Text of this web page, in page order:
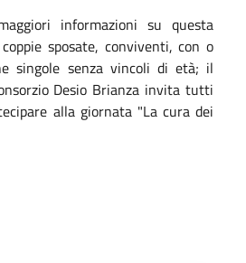
informazioni su questa
sposate, conviventi, con o
singole senza vincoli di età; il
Desio Brianza invita tutti
alla giornata "La cura dei